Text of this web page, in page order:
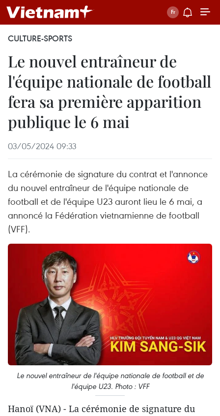
CULTURE-SPORTS
Le nouvel entraîneur de
l'équipe nationale de football
fera sa première apparition
publique le 6 mai
03/05/2024 09:33
La cérémonie de signature du contrat et l'annonce
du nouvel entraîneur de l'équipe nationale de
football et de l'équipe U23 auront lieu le 6 mai, a
annoncé la Fédération vietnamienne de football
(VFF).
Le nouvel entraîneur de l'équipe nationale de football et de
l'équipe U23. Photo : VFF
Hanoï (VNA) - La cérémonie de signature du